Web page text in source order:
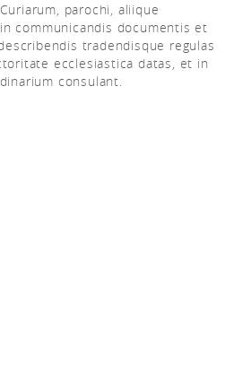
parochi, aliique
communicandis documentis et
tradendisque regulas
ecclesiastica datas, et in
consulant.